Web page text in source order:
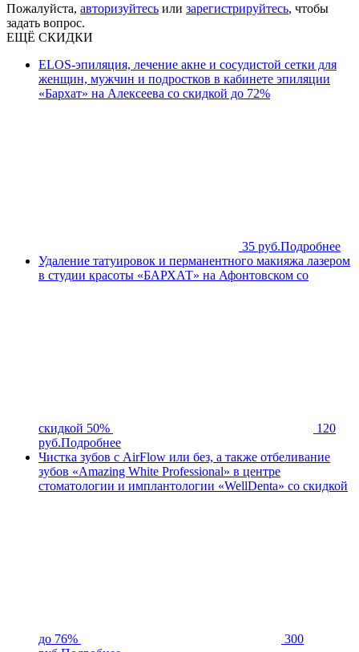
Пожалуйста, авторизуйтесь или зарегистрируйтесь, чтобы
задать вопрос.
ЕЩЁ СКИДКИ
ELOS-эпиляция, лечение акне и сосудистой сетки для
женщин, мужчин и подростков в кабинете эпиляции
«Бархат» на Алексеева со скидкой до 72%
35 руб.Подробнее
Удаление татуировок и перманентного макияжа лазером
в студии красоты «БАРХАТ» на Афонтовском со
скидкой 50%
120
руб.Подробнее
Чистка зубов с AirFlow или без, а также отбеливание
зубов «Amazing White Professional» в центре
стоматологии и имплантологии «WellDenta» со скидкой
до 76%
300